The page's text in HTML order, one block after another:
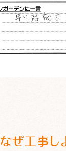
なぜ工事し